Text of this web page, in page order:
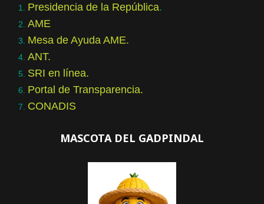
Presidencia de la República.
AME
Mesa de Ayuda AME.
ANT.
SRI en línea.
Portal de Transparencia.
CONADIS
MASCOTA DEL GADPINDAL